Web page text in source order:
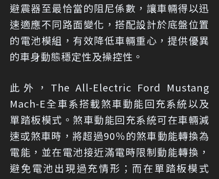
避震器至最恰當的阻尼係數，讓車輛得以迅
速適應不同路面變化，搭配設計於底盤位置
的電池模組，有效降低車輛重心，提供優異
的車身動態穩定性及操控性。
此外，The All-Electric Ford Mustang
Mach-E全車系搭載煞車動能回充系統以及
單踏板模式。煞車動能回充系統可在車輛減
速或煞車時，將超過90％的煞車動能轉換為
電能，並在電池接近滿電時限制動能轉換，
避免電池出現過充情形；而在單踏板模式